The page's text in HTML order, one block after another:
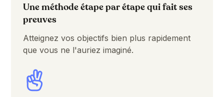
Une méthode étape par étape qui fait ses
preuves
Atteignez vos objectifs bien plus rapidement
que vous ne l'auriez imaginé.